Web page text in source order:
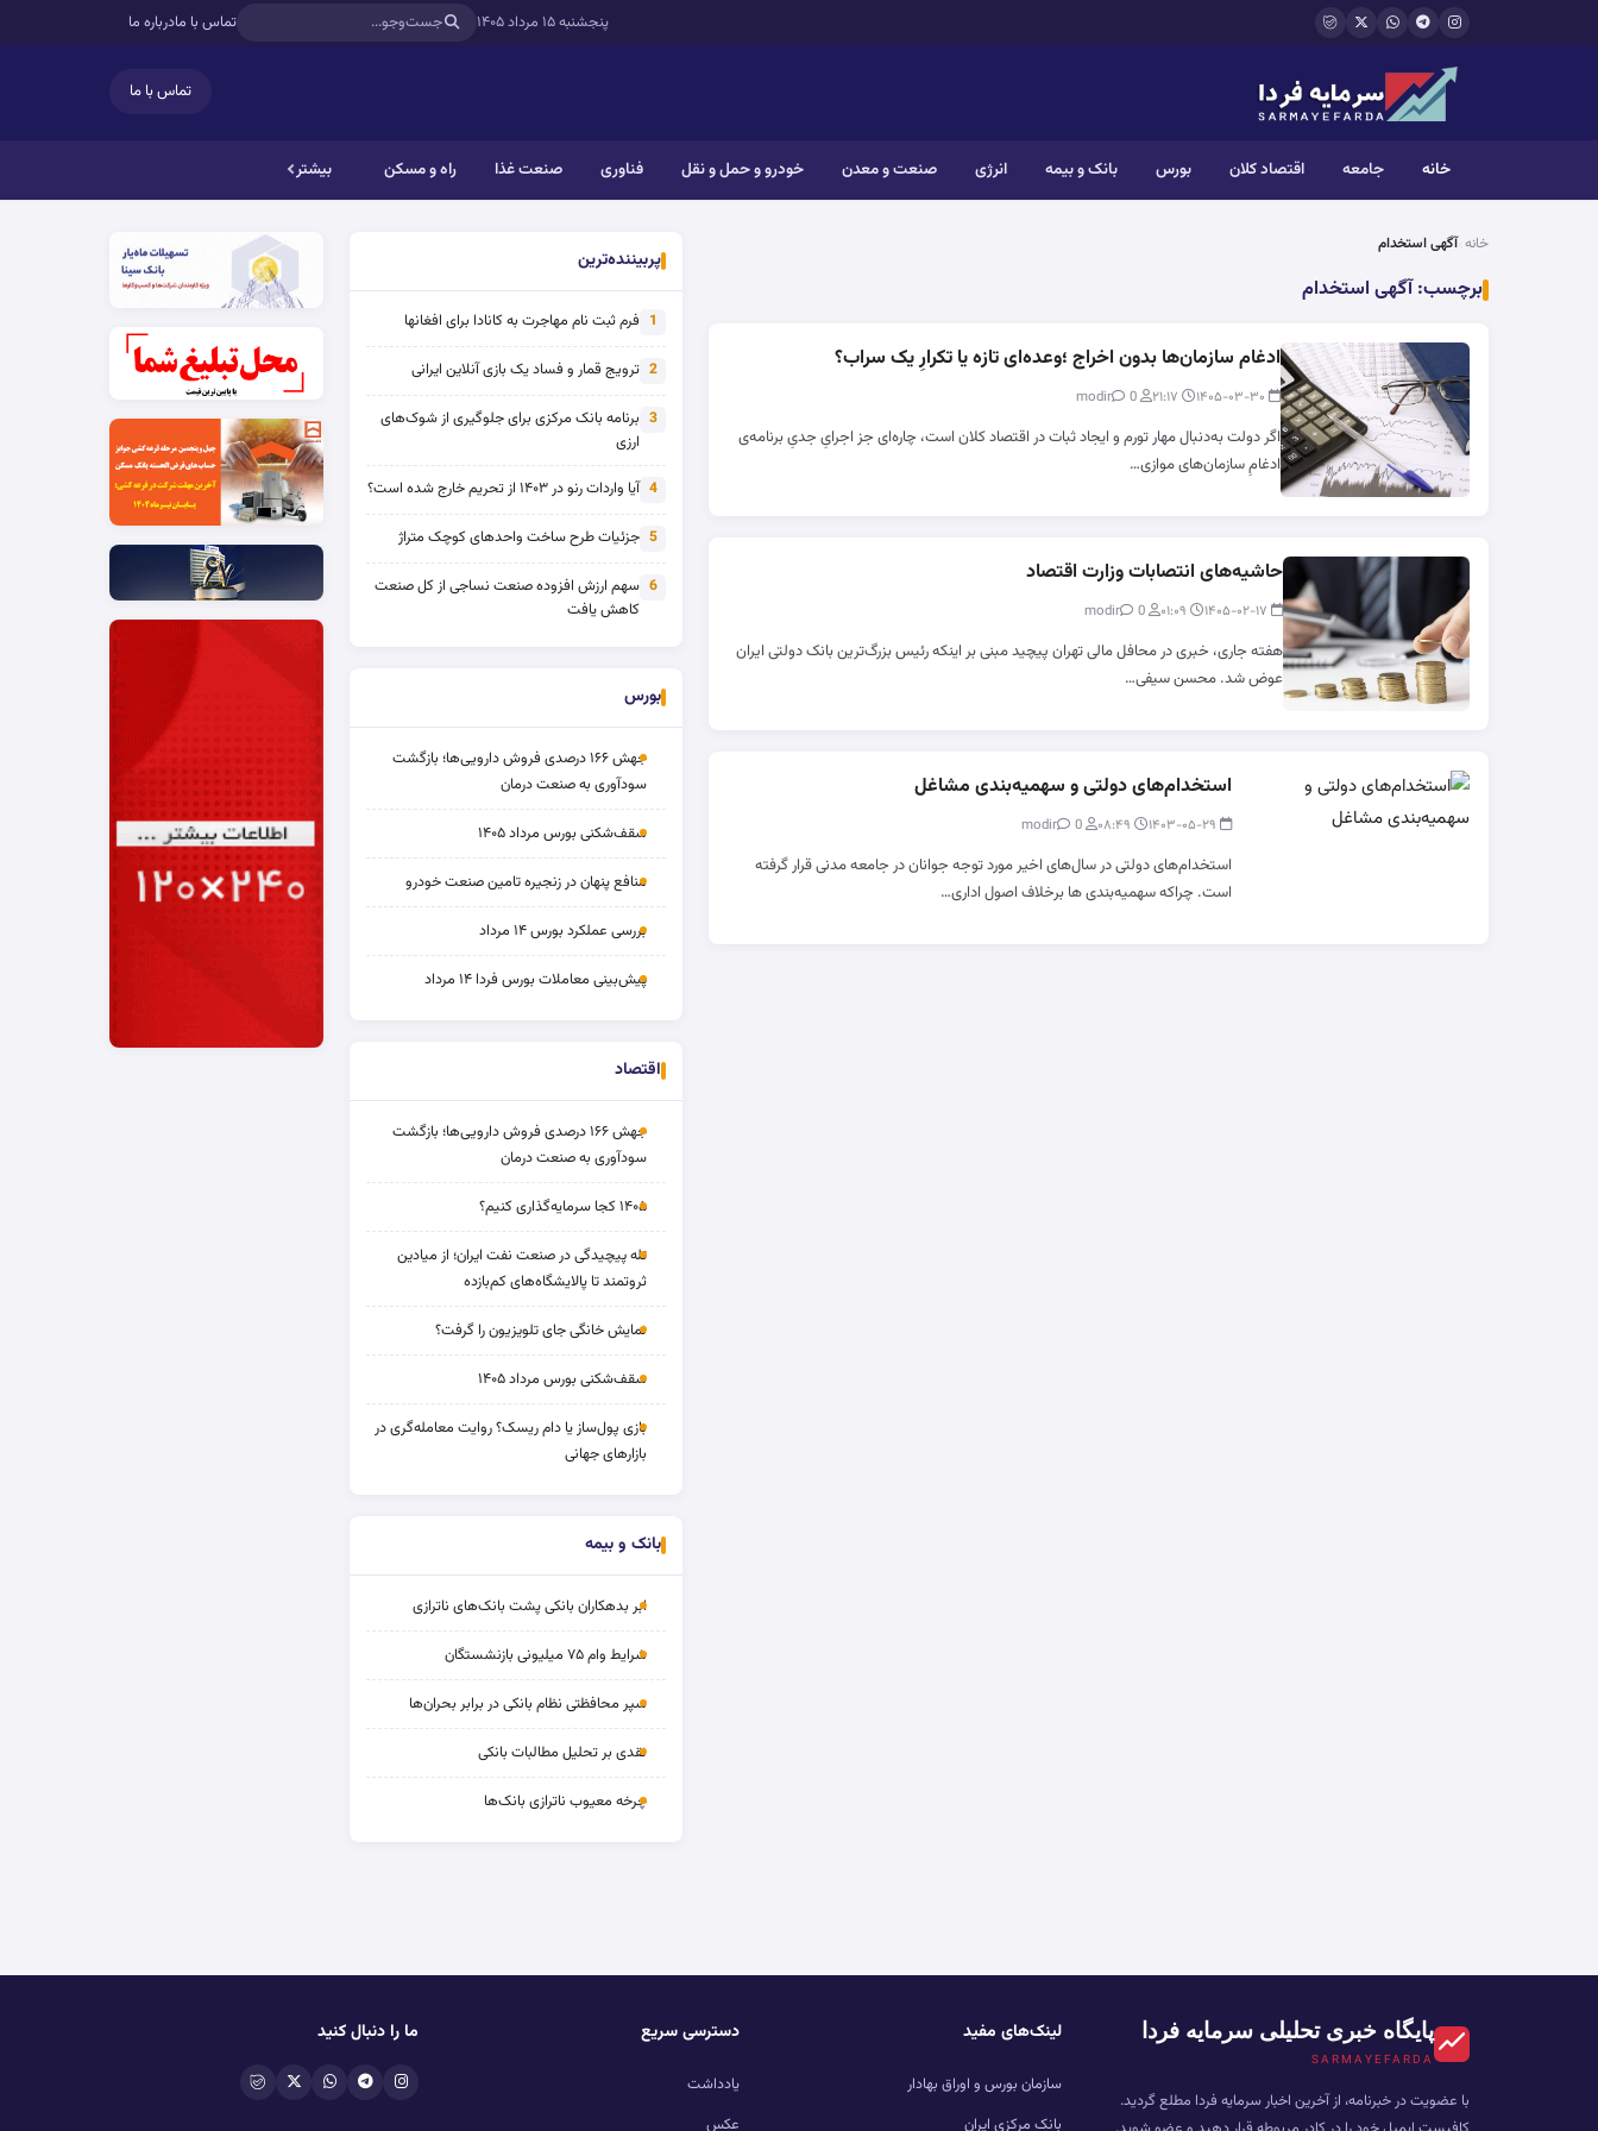
رفتن به محتوای اصلی پنجشنبه ۱۵ مرداد ۱۴۰۵ تماس با مادرباره ما
تماس با ما
خانه جامعه اقتصاد کلان بورس بانک و بیمه انرژی صنعت و معدن خودرو و حمل و نقل فناوری صنعت غذا راه و مسکن بیشتر
خانه آگهی استخدام
برچسب:آگهی استخدام
ادغام سازمان‌ها بدون اخراج ؛وعده‌ای تازه یا تکرارِ یک سراب؟
۱۴۰۵-۰۳-۳۰ ۲۱:۱۷ modir
0
اگر دولت به‌دنبال مهار تورم و ایجاد ثبات در اقتصاد کلان است، چاره‌ای جز اجرایِ جدیِ برنامه‌ی
ادغامِ سازمان‌های موازی…
حاشیه‌های انتصابات وزارت اقتصاد
۱۴۰۵-۰۲-۱۷ ۰۱:۰۹ modir
0
هفته جاری، خبری در محافل مالی تهران پیچید مبنی بر اینکه رئیس بزرگ‌ترین بانک دولتی ایران
عوض شد. محسن سیفی…
استخدام‌های دولتی و سهمیه‌بندی مشاغل
0
استخدام‌های دولتی در سال‌های اخیر مورد توجه جوانان در جامعه مدنی قرار گرفته
است. چراکه سهمیه‌بندی ها برخلاف اصول اداری…
پربیننده‌ترین
1 فرم ثبت نام مهاجرت به کانادا برای افغانها
2 ترویج قمار و فساد یک بازی آنلاین ایرانی
3 برنامه بانک مرکزی برای جلوگیری از شوک‌های
ارزی
4 آیا واردات رنو در ۱۴۰۳ از تحریم خارج شده است؟
5 جزئیات طرح ساخت واحدهای کوچک متراژ
6 سهم ارزش افزوده صنعت نساجی از کل صنعت
کاهش یافت
بورس
جهش ۱۶۶ درصدی فروش دارویی‌ها؛ بازگشت
سودآوری به صنعت درمان
سقف‌شکنی بورس مرداد ۱۴۰۵
منافع پنهان در زنجیره تامین صنعت خودرو
بررسی عملکرد بورس ۱۴ مرداد
پیش‌بینی معاملات بورس فردا ۱۴ مرداد
اقتصاد
جهش ۱۶۶ درصدی فروش دارویی‌ها؛ بازگشت
سودآوری به صنعت درمان
۱۴۰۵ کجا سرمایه‌گذاری کنیم؟
تله پیچیدگی در صنعت نفت ایران؛ از میادین
ثروتمند تا پالایشگاه‌های کم‌بازده
نمایش خانگی جای تلویزیون را گرفت؟
سقف‌شکنی بورس مرداد ۱۴۰۵
بازی پول‌ساز یا دام ریسک؟ روایت معامله‌گری در
بازارهای جهانی
بانک و بیمه
ابر بدهکاران بانکی پشت بانک‌های ناترازی
شرایط وام ۷۵ میلیونی بازنشستگان
سپر محافظتی نظام بانکی در برابر بحران‌ها
نقدی بر تحلیل مطالبات بانکی
چرخه‌ معیوب ناترازی بانک‌ها
پایگاه خبری تحلیلی سرمایه فردا
SARMAYEFARDA
با عضویت در خبرنامه، از آخرین اخبار سرمایه فردا مطلع گردید.
لینک‌های مفید
سازمان بورس و اوراق بهادار
بانک مرکزی ایران
دسترسی سریع
یادداشت
عکس
ما را دنبال کنید